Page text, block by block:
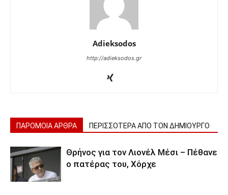
Adieksodos
http://adieksodos.gr
ΠΑΡΟΜΟΙΑ ΑΡΘΡΑ ΠΕΡΙΣΣΟΤΕΡΑ ΑΠΟ ΤΟΝ ΔΗΜΙΟΥΡΓΟ
Θρήνος για τον Λιονέλ Μέσι – Πέθανε
ο πατέρας του, Χόρχε